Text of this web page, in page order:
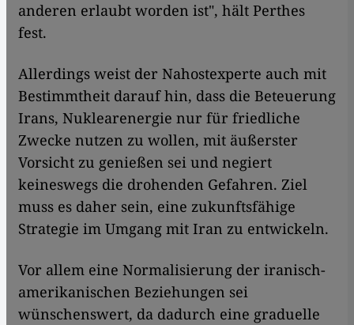
anderen erlaubt worden ist", hält Perthes
fest.
Allerdings weist der Nahostexperte auch mit
Bestimmtheit darauf hin, dass die Beteuerung
Irans, Nuklearenergie nur für friedliche
Zwecke nutzen zu wollen, mit äußerster
Vorsicht zu genießen sei und negiert
keineswegs die drohenden Gefahren. Ziel
muss es daher sein, eine zukunftsfähige
Strategie im Umgang mit Iran zu entwickeln.
Vor allem eine Normalisierung der iranisch-
amerikanischen Beziehungen sei
wünschenswert, da dadurch eine graduelle